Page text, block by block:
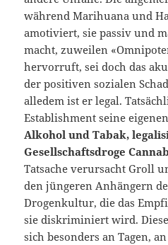
während Marihuana und
amotiviert, sie passiv und
macht, zuweilen
hervorruft, sei doch das
der positiven sozialen
alledem ist er legal.
Establishment seine
Alkohol und Tabak,
Gesellschaftsdroge
Tatsache verursacht Groll
den jüngeren Anhängern
Drogenkultur, die das
sie diskriminiert wird.
sich besonders an Tagen,